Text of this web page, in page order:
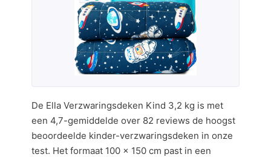
De Ella Verzwaringsdeken Kind 3,2 kg is met
een 4,7-gemiddelde over 82 reviews de hoogst
beoordeelde kinder-verzwaringsdeken in onze
test. Het formaat 100 × 150 cm past in een